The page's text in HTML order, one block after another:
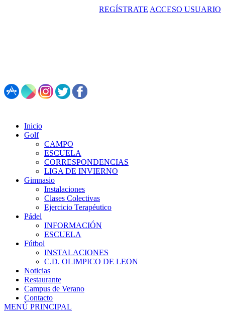
REGÍSTRATE ACCESO USUARIO
Inicio
Golf
CAMPO
ESCUELA
CORRESPONDENCIAS
LIGA DE INVIERNO
Gimnasio
Instalaciones
Clases Colectivas
Ejercicio Terapéutico
Pádel
INFORMACIÓN
ESCUELA
Fútbol
INSTALACIONES
C.D. OLIMPICO DE LEON
Noticias
Restaurante
Campus de Verano
Contacto
MENÚ PRINCIPAL